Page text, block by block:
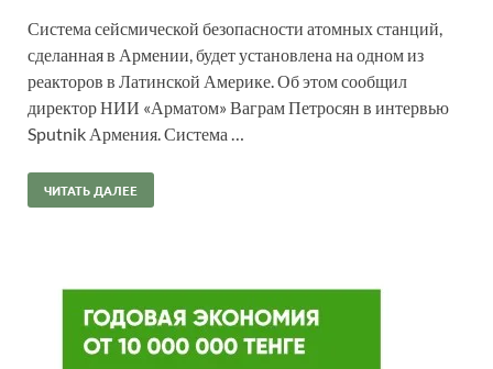
Система сейсмической безопасности атомных станций,
сделанная в Армении, будет установлена на одном из
реакторов в Латинской Америке. Об этом сообщил
директор НИИ «Арматом» Ваграм Петросян в интервью
Sputnik Армения. Система …
ЧИТАТЬ ДАЛЕЕ